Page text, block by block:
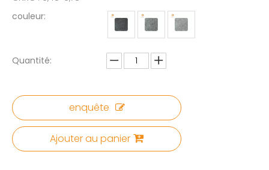
couleur:
Quantité:
enquête
Ajouter au panier